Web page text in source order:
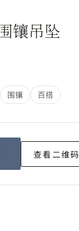
镶吊坠
围镶 百搭
查看二维码